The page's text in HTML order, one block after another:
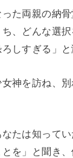
った両親の納
、どんな選
しすぎる」と
神を訪ね、
たは知って
を」と聞き